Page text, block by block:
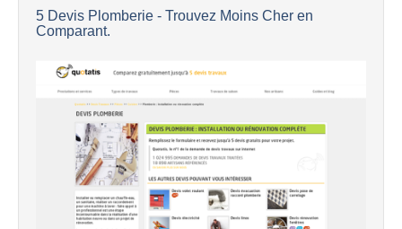
5 Devis Plomberie - Trouvez Moins Cher en
Comparant.